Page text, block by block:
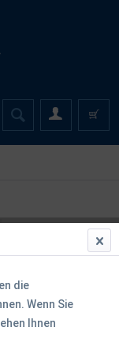
die
Wenn Sie
Ihnen